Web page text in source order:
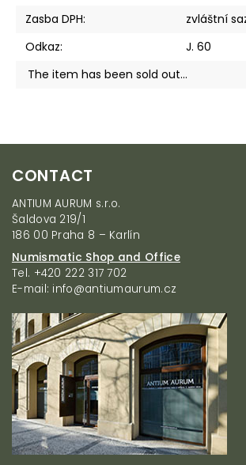
Zasba DPH:
zvláštní
Odkaz:
J. 60
The item has been sold out…
CONTACT
ANTIUM AURUM s.r.o.
Šaldova 219/1
186 00 Praha 8 – Karlín
Numismatic Shop and Office
Tel. +420 222 317 702
E-mail: info@antiumaurum.cz